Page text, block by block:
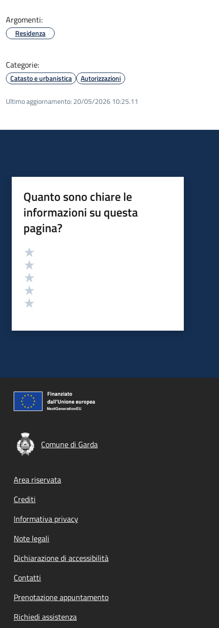
Argomenti:
Residenza
Categorie:
Catasto e urbanistica Autorizzazioni
Ultimo aggiornamento: 20/05/2026 10:25.11
Quanto sono chiare le
informazioni su questa
pagina?
Valutazione
Comune di Garda
Footer menu
Area riservata
Crediti
Informativa privacy
Note legali
Dichiarazione di accessibilità
Contatti
Prenotazione appuntamento
Richiedi assistenza